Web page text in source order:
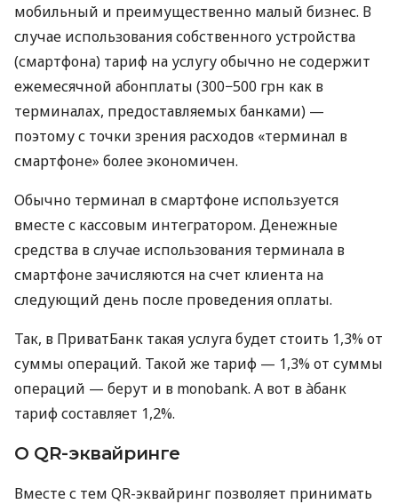
мобильный и преимущественно малый бизнес. В
случае использования собственного устройства
(смартфона) тариф на услугу обычно не содержит
ежемесячной абонплаты (300−500 грн как в
терминалах, предоставляемых банками) —
поэтому с точки зрения расходов «терминал в
смартфоне» более экономичен.
Обычно терминал в смартфоне используется
вместе с кассовым интегратором. Денежные
средства в случае использования терминала в
смартфоне зачисляются на счет клиента на
следующий день после проведения оплаты.
Так, в ПриватБанк такая услуга будет стоить 1,3% от
суммы операций. Такой же тариф — 1,3% от суммы
операций — берут и в monobank. А вот в àбанк
тариф составляет 1,2%.
О QR-эквайринге
Вместе с тем QR-эквайринг позволяет принимать